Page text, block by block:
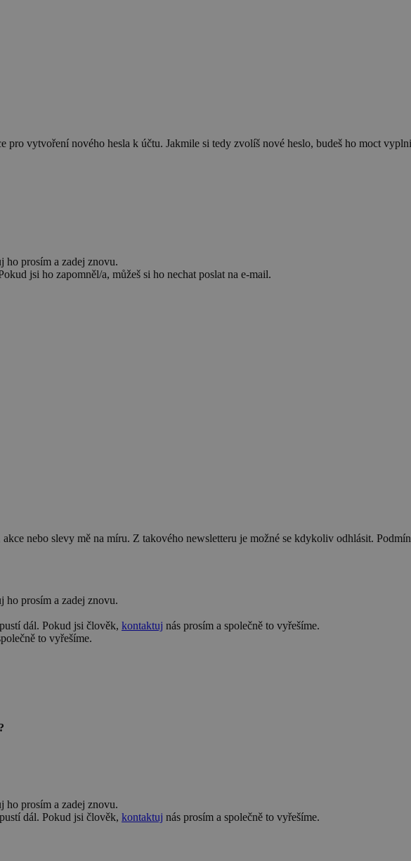
pro vytvoření nového hesla k účtu. Jakmile si tedy zvolíš nové heslo, budeš ho moct
ho prosím a zadej znovu.
jsi ho zapomněl/a, můžeš si ho nechat poslat na e-mail.
nebo slevy mě na míru. Z takového newsletteru je možné se kdykoliv odhlásit.
ho prosím a zadej znovu.
dál. Pokud jsi člověk, kontaktuj nás prosím a společně to vyřešíme.
to vyřešíme.
ho prosím a zadej znovu.
dál. Pokud jsi člověk, kontaktuj nás prosím a společně to vyřešíme.